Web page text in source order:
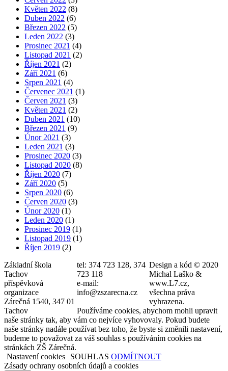
Květen 2022 (8)
Duben 2022 (6)
Březen 2022 (5)
Leden 2022 (3)
Prosinec 2021 (4)
Listopad 2021 (2)
Říjen 2021 (2)
Září 2021 (6)
Srpen 2021 (4)
Červenec 2021 (1)
Červen 2021 (3)
Květen 2021 (2)
Duben 2021 (10)
Březen 2021 (9)
Únor 2021 (3)
Leden 2021 (3)
Prosinec 2020 (3)
Listopad 2020 (8)
Říjen 2020 (7)
Září 2020 (5)
Srpen 2020 (6)
Červen 2020 (3)
Únor 2020 (1)
Leden 2020 (1)
Prosinec 2019 (1)
Listopad 2019 (1)
Říjen 2019 (2)
Základní škola
Tachov
příspěvková
organizace
Zárečná 1540, 347 01
Tachov
tel: 374 723 128, 374
723 118
e-mail:
info@zszarecna.cz
Design a kód © 2020
Michal Laško &
www.L7.cz,
všechna práva
vyhrazena.
Používáme cookies, abychom mohli upravit
naše stránky tak, aby vám co nejvíce vyhovovaly. Pokud budete
naše stránky nadále používat bez toho, že byste si změnili nastavení,
budeme to považovat za váš souhlas s používáním cookies na
stránkách ZŠ Zárečná.
Nastavení cookies
SOUHLAS ODMÍTNOUT
Zásady ochrany osobních údajů a cookies